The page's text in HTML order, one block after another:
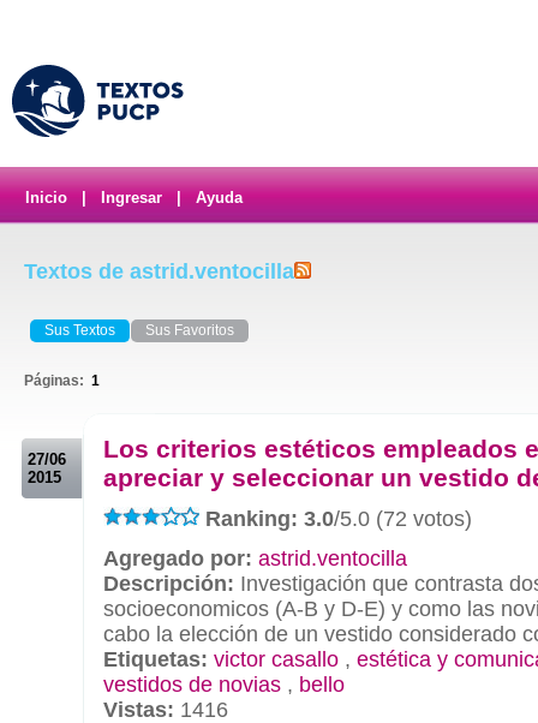
Inicio Ingresar Ayuda
Textos de astrid.ventocilla
Sus Textos Sus Favoritos
Páginas: 1
27/06
2015
Los criterios estéticos empleados
apreciar y seleccionar un vestido
Ranking: 3.0/5.0 (72 votos)
Agregado por: astrid.ventocilla
Descripción: Investigación que contrasta
socioeconomicos (A-B y D-E) y como las
cabo la elección de un vestido considerado
Etiquetas: victor casallo , estética y
vestidos de novias , bello
Vistas: 1416